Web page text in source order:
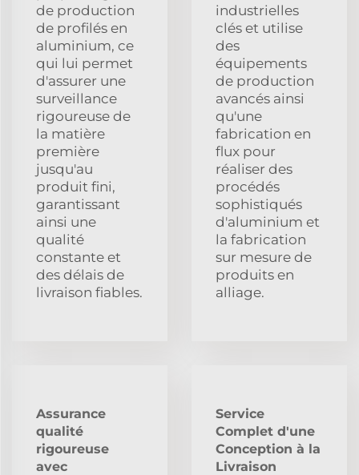
de production
de profilés en
aluminium, ce
qui lui permet
d'assurer une
surveillance
rigoureuse de
la matière
première
jusqu'au
produit fini,
garantissant
ainsi une
qualité
constante et
des délais de
livraison fiables.
industrielles
clés et utilise
des
équipements
de production
avancés ainsi
qu'une
fabrication en
flux pour
réaliser des
procédés
sophistiqués
d'aluminium et
la fabrication
sur mesure de
produits en
alliage.
Assurance
qualité
rigoureuse
avec
Service
Complet d'une
Conception à la
Livraison